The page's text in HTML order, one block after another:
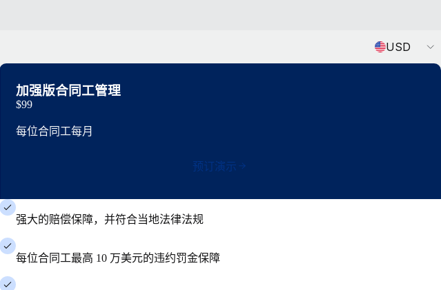
USD
加强版合同工管理
$99
每位合同工每月
预订演示
强大的赔偿保障，并符合当地法律法规
每位合同工最高 10 万美元的违约罚金保障